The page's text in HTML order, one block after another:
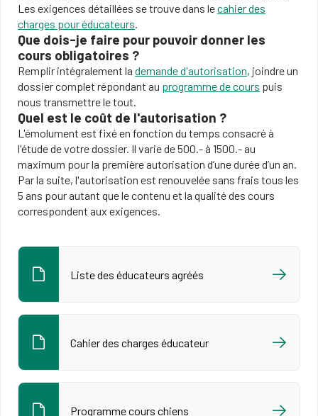
Les exigences détaillées se trouve dans lecahier des
charges pour éducateurs.
Que dois-je faire pour pouvoir donner les
cours obligatoires ?
Remplir intégralement la demande d'autorisation, joindre un
dossier complet répondant au programme de cours puis
nous transmettre le tout.
Quel est le coût de l'autorisation ?
L'émolument est fixé en fonction du temps consacré à
l'étude de votre dossier. Il varie de 500.- à 1500.- au
maximum pour la première autorisation d’une durée d’un an.
Par la suite, l'autorisation est renouvelée sans frais tous les
5 ans pour autant que le contenu et la qualité des cours
correspondent aux exigences.
Liste des éducateurs agréés
Cahier des charges éducateur
Programme cours chiens